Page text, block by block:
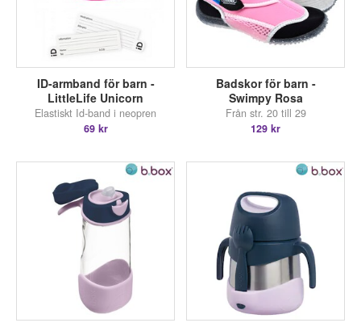
ID-armband för barn -
LittleLife Unicorn
Elastiskt Id-band i neopren
69 kr
Badskor för barn -
Swimpy Rosa
Från str. 20 till 29
129 kr